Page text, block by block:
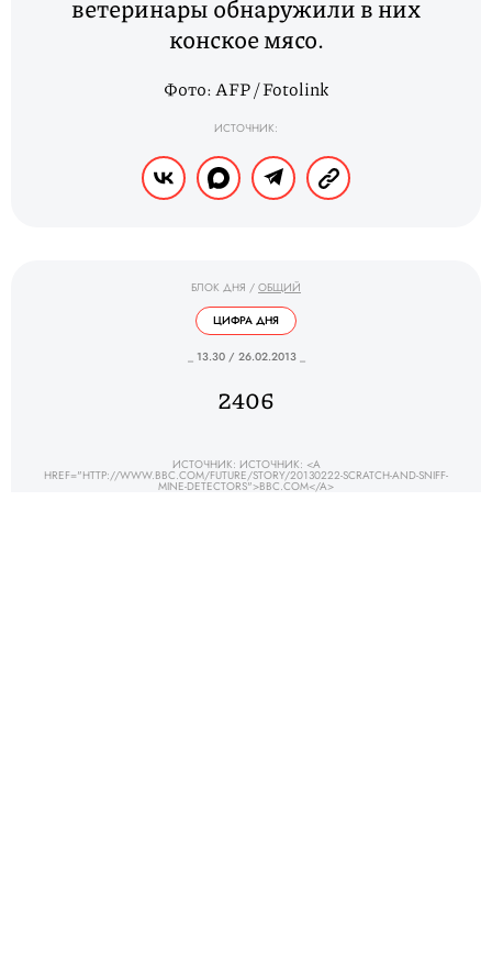
ветеринары обнаружили в них
конское мясо.
Фото: AFP / Fotolink
ИСТОЧНИК:
БЛОК ДНЯ / ОБЩИЙ
ЦИФРА ДНЯ
_ 13.30 / 26.02.2013 _
2406
ИСТОЧНИК: ИСТОЧНИК: <A
HREF="HTTP://WWW.BBC.COM/FUTURE/STORY/20130222-SCRATCH-AND-SNIFF-
MINE-DETECTORS">BBC.COM</A>